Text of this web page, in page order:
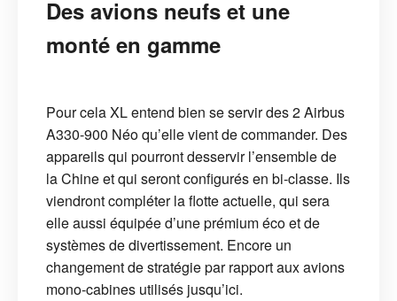
Des avions neufs et une
monté en gamme
Pour cela XL entend bien se servir des 2 Airbus
A330-900 Néo qu’elle vient de commander. Des
appareils qui pourront desservir l’ensemble de
la Chine et qui seront configurés en bi-classe. Ils
viendront compléter la flotte actuelle, qui sera
elle aussi équipée d’une prémium éco et de
systèmes de divertissement. Encore un
changement de stratégie par rapport aux avions
mono-cabines utilisés jusqu’ici.